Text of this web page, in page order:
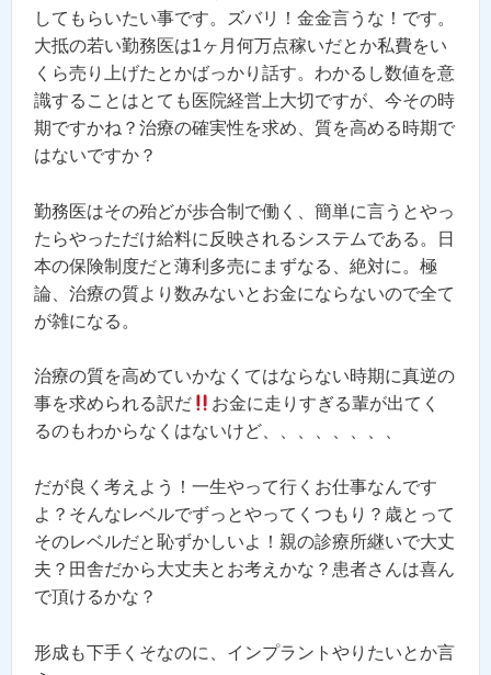
してもらいたい事です。ズバリ！金金言うな！です。
大抵の若い勤務医は1ヶ月何万点稼いだとか私費をい
くら売り上げたとかばっかり話す。わかるし数値を意
識することはとても医院経営上大切ですが、今その時
期ですかね？治療の確実性を求め、質を高める時期で
はないですか？
勤務医はその殆どが歩合制で働く、簡単に言うとやっ
たらやっただけ給料に反映されるシステムである。日
本の保険制度だと薄利多売にまずなる、絶対に。極
論、治療の質より数みないとお金にならないので全て
が雑になる。
治療の質を高めていかなくてはならない時期に真逆の
事を求められる訳だ
お金に走りすぎる輩が出てく
るのもわからなくはないけど、、、、、、、、
だが良く考えよう！一生やって行くお仕事なんです
よ？そんなレベルでずっとやってくつもり？歳とって
そのレベルだと恥ずかしいよ！親の診療所継いで大丈
夫？田舎だから大丈夫とお考えかな？患者さんは喜ん
で頂けるかな？
形成も下手くそなのに、インプラントやりたいとか言